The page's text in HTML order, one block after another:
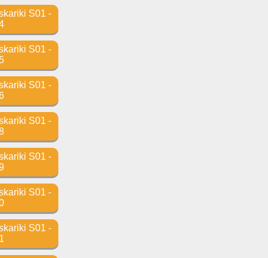
S01 -
S01 -
S01 -
S01 -
S01 -
S01 -
S01 -